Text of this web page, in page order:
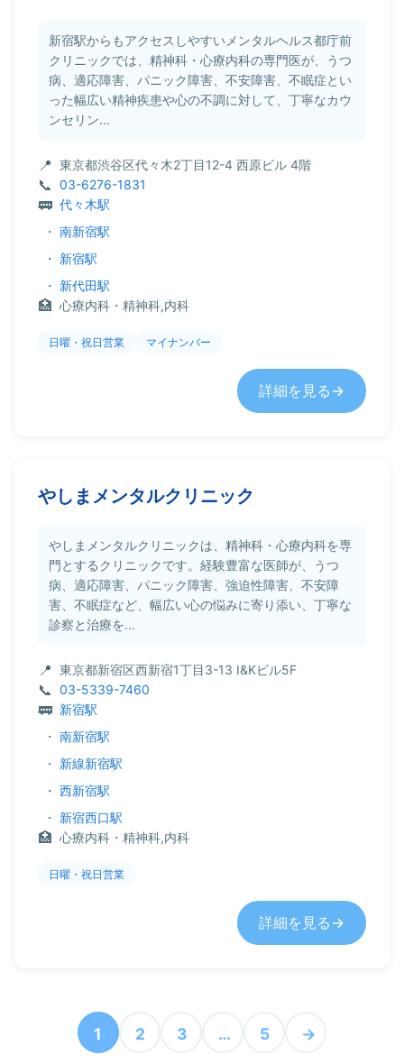
新宿駅からもアクセスしやすいメンタルヘルス都庁前
クリニックでは、精神科・心療内科の専門医が、うつ
病、適応障害、パニック障害、不安障害、不眠症とい
った幅広い精神疾患や心の不調に対して、丁寧なカウ
ンセリン...
東京都渋谷区代々木2丁目12-4 西原ビル 4階
03-6276-1831
代々木駅
・ 南新宿駅
・ 新宿駅
・ 新代田駅
心療内科・精神科,内科
日曜・祝日営業 マイナンバー
詳細を見る
やしまメンタルクリニック
やしまメンタルクリニックは、精神科・心療内科を専
門とするクリニックです。経験豊富な医師が、うつ
病、適応障害、パニック障害、強迫性障害、不安障
害、不眠症など、幅広い心の悩みに寄り添い、丁寧な
診察と治療を...
東京都新宿区西新宿1丁目3-13 I&Kビル5F
03-5339-7460
新宿駅
・ 南新宿駅
・ 新線新宿駅
・ 西新宿駅
・ 新宿西口駅
心療内科・精神科,内科
日曜・祝日営業
詳細を見る
1 2 3 … 5 →